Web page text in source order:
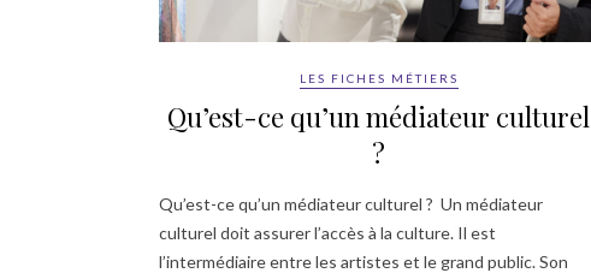
LES FICHES MÉTIERS
Qu’est-ce qu’un médiateur culturel
?
Qu’est-ce qu’un médiateur culturel ? Un médiateur
culturel doit assurer l’accès à la culture. Il est
l’intermédiaire entre les artistes et le grand public. Son